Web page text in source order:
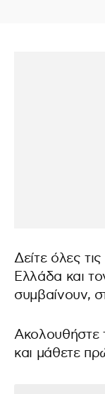
Δείτε όλες τις
Ελλάδα και
συμβαίνουν,
Ακολουθήστε
και μάθετε